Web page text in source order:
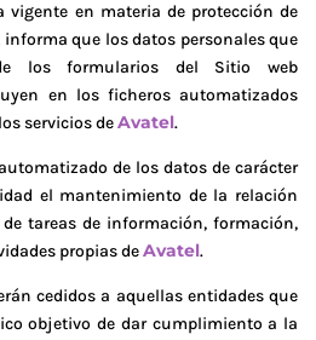
en materia de protección de
que los datos personales que
los formularios del Sitio web
en los ficheros automatizados
servicios deAvatel.
de los datos de carácter
el mantenimiento de la relación
tareas de información, formación,
propias deAvatel.
cedidos a aquellas entidades que
objetivo de dar cumplimiento a la